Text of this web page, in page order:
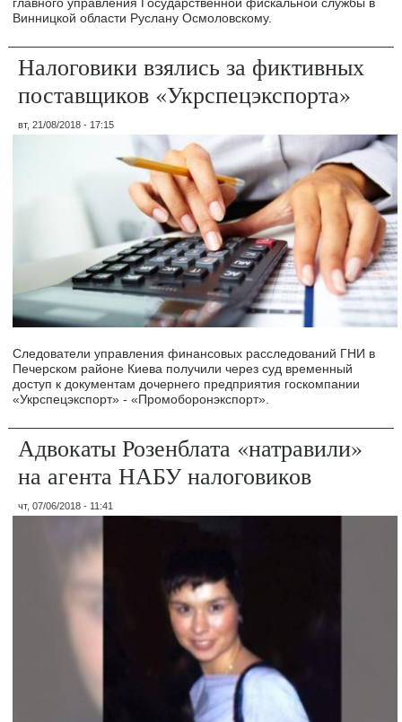
Винницкой области Руслану Осмоловскому.
Налоговики взялись за фиктивных
поставщиков «Укрспецэкспорта»
вт, 21/08/2018 - 17:15
Следователи управления финансовых расследований ГНИ в
Печерском районе Киева получили через суд временный
доступ к документам дочернего предприятия госкомпании
«Укрспецэкспорт» - «Промоборонэкспорт».
Адвокаты Розенблата «натравили»
на агента НАБУ налоговиков
чт, 07/06/2018 - 11:41